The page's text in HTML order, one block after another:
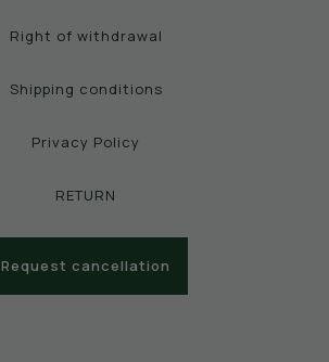
Right of withdrawal
Shipping conditions
Privacy Policy
RETURN
Request cancellation